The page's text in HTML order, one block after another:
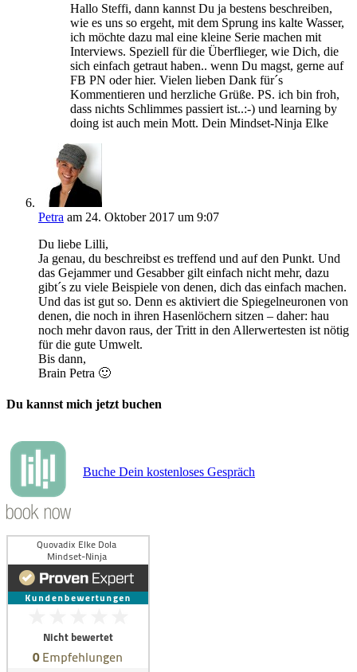
Hallo Steffi, dann kannst Du ja bestens beschreiben,
wie es uns so ergeht, mit dem Sprung ins kalte Wasser,
ich möchte dazu mal eine kleine Serie machen mit
Interviews. Speziell für die Überflieger, wie Dich, die
sich einfach getraut haben.. wenn Du magst, gerne auf
FB PN oder hier. Vielen lieben Dank für´s
Kommentieren und herzliche Grüße. PS. ich bin froh,
dass nichts Schlimmes passiert ist..:-) und learning by
doing ist auch mein Mott. Dein Mindset-Ninja Elke
Petra am 24. Oktober 2017 um 9:07
Du liebe Lilli,
Ja genau, du beschreibst es treffend und auf den Punkt. Und
das Gejammer und Gesabber gilt einfach nicht mehr, dazu
gibt´s zu viele Beispiele von denen, dich das einfach machen.
Und das ist gut so. Denn es aktiviert die Spiegelneuronen von
denen, die noch in ihren Hasenlöchern sitzen – daher: hau
noch mehr davon raus, der Tritt in den Allerwertesten ist nötig
für die gute Umwelt.
Bis dann,
Brain Petra 🙂
Du kannst mich jetzt buchen
Buche Dein kostenloses Gespräch